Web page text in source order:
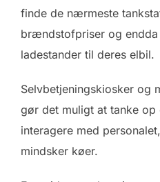
finde de nærmeste
brændstofpriser og endda
ladestander til deres elbil.
Selvbetjeningskiosker og
gør det muligt at tanke op
interagere med
mindsker køer.